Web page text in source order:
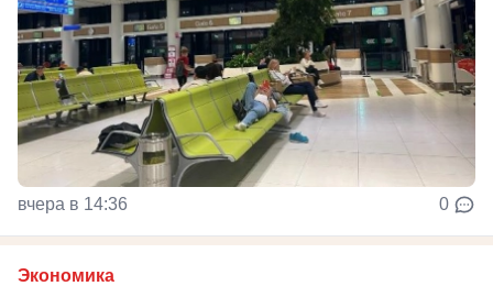
вчера в 14:36 0
Экономика